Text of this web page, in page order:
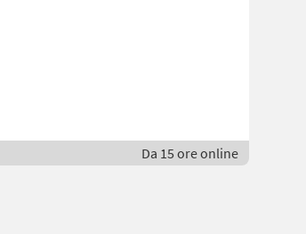
Da 15 ore online